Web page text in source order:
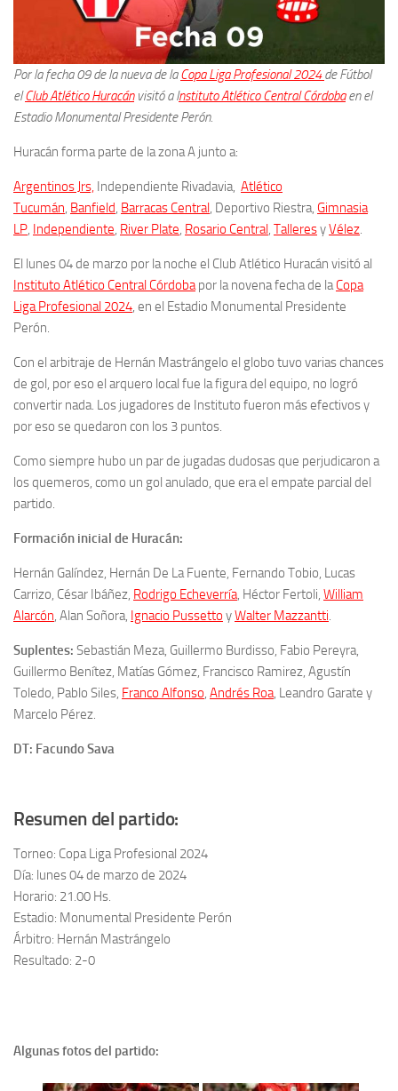
Por la fecha 09 de la nueva de laCopa Liga Profesional 2024de Fútbol
elClub Atlético Huracánvisitó a Instituto Atlético Central Córdobaen el
Estadio Monumental Presidente Perón.
Huracán forma parte de la zona A junto a:
Argentinos Jrs, Independiente Rivadavia, Atlético
Tucumán, Banfield, Barracas Central, Deportivo Riestra, Gimnasia
LP, Independiente, River Plate, Rosario Central, TalleresyVélez.
El lunes 04 de marzo por la noche el Club Atlético Huracán visitó al
Instituto Atlético Central Córdobapor la novena fecha de laCopa
Liga Profesional 2024, en el Estadio Monumental Presidente
Perón.
Con el arbitraje de Hernán Mastrángelo el globo tuvo varias chances
de gol, por eso el arquero local fue la figura del equipo, no logró
convertir nada. Los jugadores de Instituto fueron más efectivos y
por eso se quedaron con los 3 puntos.
Como siempre hubo un par de jugadas dudosas que perjudicaron a
los quemeros, como un gol anulado, que era el empate parcial del
partido.
Formación inicial de Huracán:
Hernán Galíndez, Hernán De La Fuente, Fernando Tobio, Lucas
Carrizo, César Ibáñez, Rodrigo Echeverría, Héctor Fertoli, William
Alarcón, Alan Soñora, Ignacio Pussetto yWalter Mazzantti.
Suplentes: Sebastián Meza, Guillermo Burdisso, Fabio Pereyra,
Guillermo Benítez, Matías Gómez, Francisco Ramirez, Agustín
Toledo, Pablo Siles, Franco Alfonso, Andrés Roa, Leandro Garate y
Marcelo Pérez.
DT: Facundo Sava
Resumen del partido:
Torneo: Copa Liga Profesional 2024
Día: lunes 04 de marzo de 2024
Horario: 21.00 Hs.
Estadio: Monumental Presidente Perón
Árbitro: Hernán Mastrángelo
Resultado: 2-0
Algunas fotos del partido: